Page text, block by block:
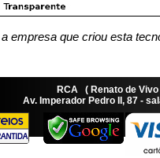
empresa que criou esta
RCA ( Renato de
Av. Imperador Pedro II, 87 -